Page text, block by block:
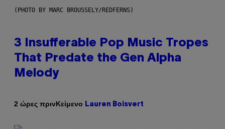
(PHOTO BY MARC BROUSSELY/REDFERNS)
3 Insufferable Pop Music Tropes
That Predate the Gen Alpha
Melody
2 ώρες πρινΚείμενο Lauren Boisvert